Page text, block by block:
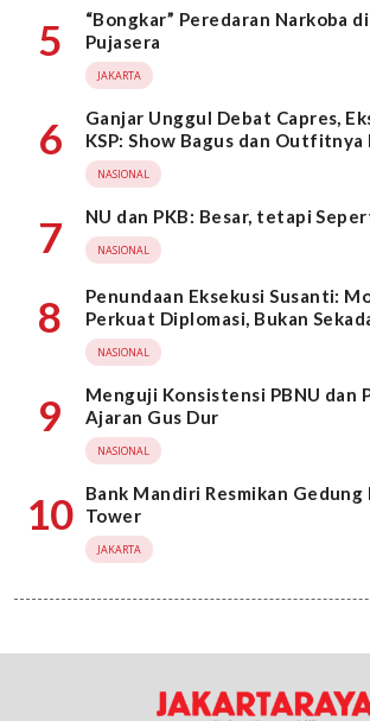
5
“Bongkar” Peredaran Narkoba
Pujasera
JAKARTA
6
Ganjar Unggul Debat Capres,
KSP: Show Bagus dan
NASIONAL
7 NU dan PKB: Besar, tetapi
NASIONAL
8
Penundaan Eksekusi Susanti:
Perkuat Diplomasi, Bukan
NASIONAL
9
Menguji Konsistensi PBNU dan
Ajaran Gus Dur
NASIONAL
10
Bank Mandiri Resmikan
Tower
JAKARTA